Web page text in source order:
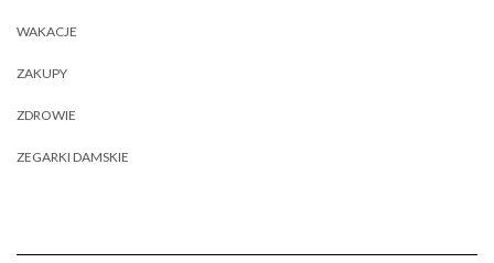
WAKACJE
ZAKUPY
ZDROWIE
ZEGARKI DAMSKIE